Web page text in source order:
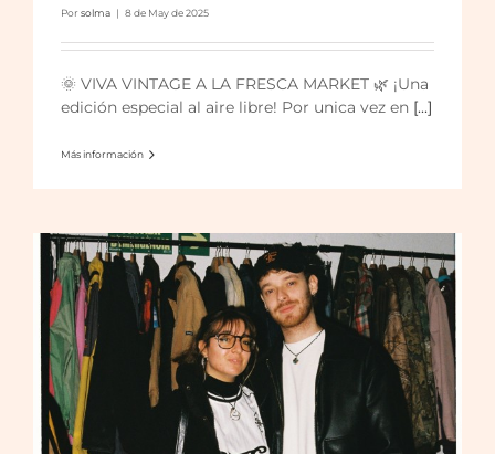
Porsolma | 8 de May de 2025
🌞 VIVA VINTAGE A LA FRESCA MARKET 🌿 ¡Una
edición especial al aire libre! Por unica vez en [...]
Más información
Viva Vintage llega al Arco de Triunfo!